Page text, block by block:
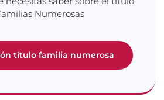
Numerosas
título familia numerosa